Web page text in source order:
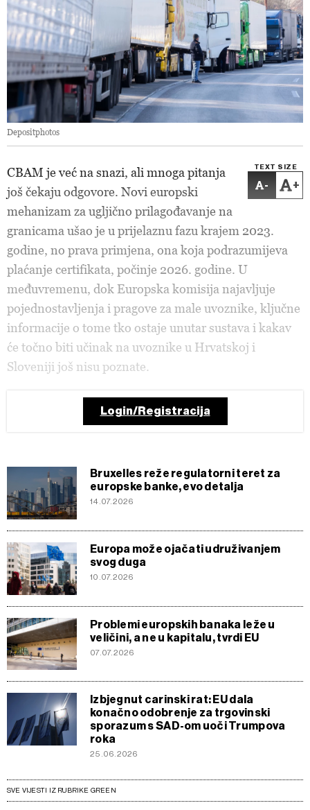
Depositphotos
TEXT SIZE
- +
CBAM je već na snazi, ali mnoga pitanja
još čekaju odgovore. Novi europski
mehanizam za ugljično prilagođavanje na
granicama ušao je u prijelaznu fazu krajem 2023.
godine, no prava primjena, ona koja podrazumijeva
plaćanje certifikata, počinje 2026. godine. U
međuvremenu, dok Europska komisija najavljuje
pojednostavljenja i pragove za male uvoznike, ključne
informacije o tome tko ostaje unutar sustava i kakav
će točno biti učinak na uvoznike u Hrvatskoj i
Sloveniji još nisu poznate.
Login/Registracija
Bruxelles reže regulatorni teret za
europske banke, evo detalja
14.07.2026
Europa može ojačati udruživanjem
svog duga
10.07.2026
Problemi europskih banaka leže u
veličini, a ne u kapitalu, tvrdi EU
07.07.2026
Izbjegnut carinski rat: EU dala
konačno odobrenje za trgovinski
sporazum s SAD-om uoči Trumpova
roka
25.06.2026
SVE VIJESTI IZ RUBRIKE GREEN